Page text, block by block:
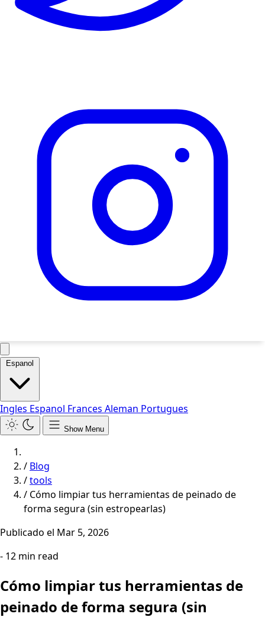
Espanol
Ingles Espanol Frances Aleman Portugues
Show Menu
/ Blog
/tools
/ Cómo limpiar tus herramientas de peinado de
forma segura (sin estropearlas)
Publicado el Mar 5, 2026
- 12 min read
Cómo limpiar tus herramientas de
peinado de forma segura (sin